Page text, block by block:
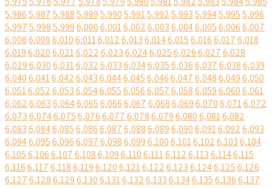
5,9865,9875,9885,9895,9905,9915,9925,9935,9945,9955,996
5,9975,9985,9996,0006,0016,0026,0036,0046,0056,0066,007
6,0086,0096,0106,0116,0126,0136,0146,0156,0166,0176,018
6,0196,0206,0216,0226,0236,0246,0256,0266,0276,028
6,0296,0306,0316,0326,0336,0346,0356,0366,0376,0386,039
6,0406,0416,0426,0436,0446,0456,0466,0476,0486,0496,050
6,0516,0526,0536,0546,0556,0566,0576,0586,0596,0606,061
6,0626,0636,0646,0656,0666,0676,0686,0696,0706,0716,072
6,0736,0746,0756,0766,0776,0786,0796,0806,0816,082
6,0836,0846,0856,0866,0876,0886,0896,0906,0916,0926,093
6,0946,0956,0966,0976,0986,0996,1006,1016,1026,1036,104
6,1056,1066,1076,1086,1096,1106,1116,1126,1136,1146,115
6,1166,1176,1186,1196,1206,1216,1226,1236,1246,1256,126
6,1276,1286,1296,1306,1316,1326,1336,1346,1356,1366,137